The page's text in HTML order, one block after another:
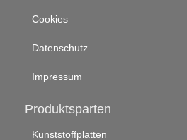
Cookies
Datenschutz
Impressum
Produktsparten
Kunststoffplatten